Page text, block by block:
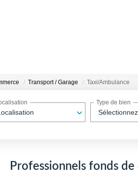
Transport / Garage Taxi/Ambulance
Type de bien
Professionnels fonds